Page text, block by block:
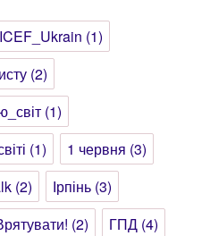
(1)
(2)
(1)
(1) 1 червня (3)
(2) Ірпінь (3)
(2) ГПД (4)